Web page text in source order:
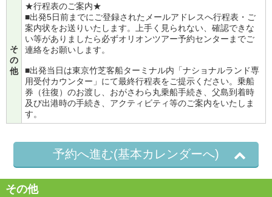
そ
の
他
★行程表のご案内★
■出発5日前までにご登録されたメールアドレスへ行程表・ご
案内状をお送りいたします。上手く見られない、確認できな
い等がありましたら必ずオリオンツアー予約センターまでご
連絡をお願いします。
■出発当日は東京竹芝客船ターミナル内「ナショナルランド専
用受付カウンター」にて最終行程表をご提示ください。乗船
券（往復）のお渡し、おがさわら丸乗船手続き、父島到着時
及び出港時の手続き、アクティビティ等のご案内をいたしま
す。
予約へ進む(基本カレンダーへ)
その他